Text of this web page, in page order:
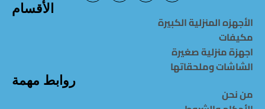
الأقسام
الأجهزه المنزلية الكبيرة
مكيفات
اجهزة منزلية صغيرة
الشاشات وملحقاتها
روابط مهمة
من نحن